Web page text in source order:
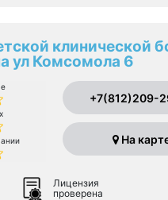
клинической
ул Комсомола 6
+7(812)209-
На
Лицензия
проверена